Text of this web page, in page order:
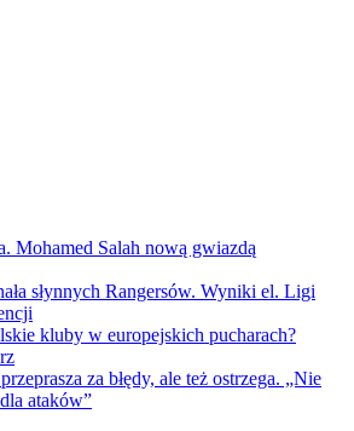
Mohamed Salah nową gwiazdą
słynnych Rangersów. Wyniki el. Ligi
kluby w europejskich pucharach?
za błędy, ale też ostrzega. „Nie
ataków”